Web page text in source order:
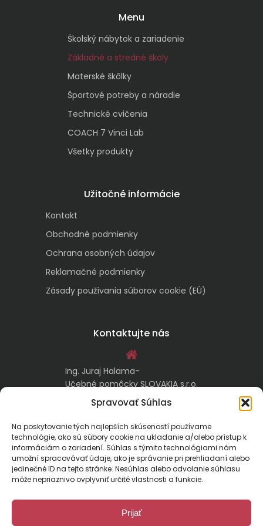
Spravovať Súhlas
Na poskytovanie tých najlepších skúseností používame
technológie, ako sú súbory cookie na ukladanie a/alebo prístup k
informáciám o zariadení. Súhlas s týmito technológiami nám
umožní spracovávať údaje, ako je správanie pri prehliadaní alebo
jedinečné ID na tejto stránke. Nesúhlas alebo odvolanie súhlasu
môže nepriaznivo ovplyvniť určité vlastnosti a funkcie.
Prijať
Menu
Školský nábytok a zariadenie
Základné a stredné školy
Materské škôlky
Športové potreby a náradie
Technické cvičenia
COACH 7 Vinci Lab
Všetky produkty
Užitočné informácie
Kontakt
Obchodné podmienky
Ochrana osobných údajov
Reklamačné podmienky
Zásady používania súborov cookie (EÚ)
Kontaktujte nás
Ing. Juraj Halama-
Učebné pomôcky SLOVAKIA s.r.o.
Malachovská 17/A
974 05 Banská Bystrica
kontakt@ucebnepomockyslovakia.sk
0917 797 357, 048/410 18 88